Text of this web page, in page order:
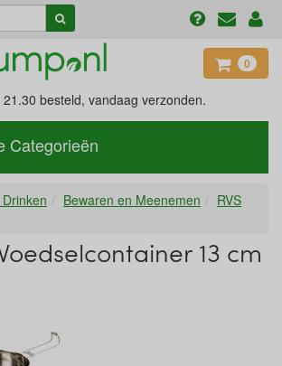
0
21.30 besteld, vandaag verzonden.
Categorieën
Bewaren en Meenemen
RVS
13 cm